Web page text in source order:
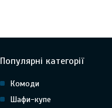
Популярні категорії
Комоди
Шафи-купе